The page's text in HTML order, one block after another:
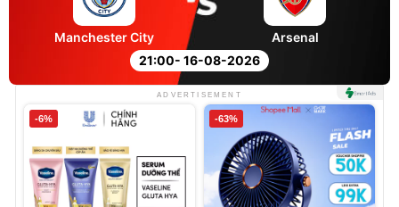
21:00- 16-08-2026
Manchester City Arsenal
ADVERTISEMENT
-6% -63%